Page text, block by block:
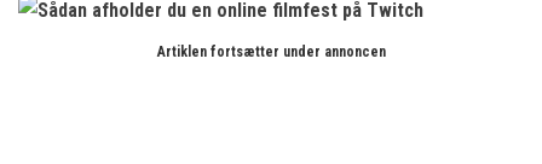
Artiklen fortsætter under annoncen